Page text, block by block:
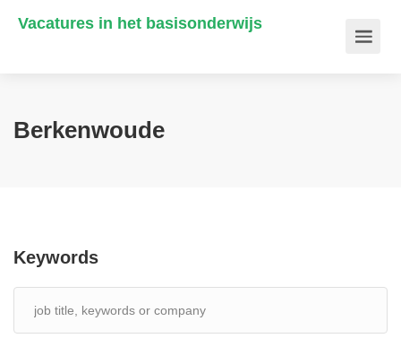
Vacatures in het basisonderwijs
Berkenwoude
Keywords